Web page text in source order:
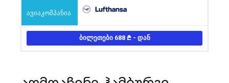
ᲑᲘᲚᲔᲗᲔᲑᲘ 688 - ᲓᲐᲜ